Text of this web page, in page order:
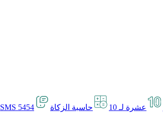
عشرة لـ 10 حاسبة الزكاة SMS 5454